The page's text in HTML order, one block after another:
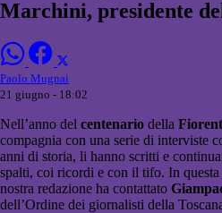
Marchini, presidente
Paolo Mugnai
21 giugno - 18:02
Nell’anno del centenario della
compagnia con una serie di interviste
anni di storia, li hanno scritti e
spalti, coi ricordi e con il tifo. In questa
nostra redazione ha contattato
dell’Ordine dei giornalisti della